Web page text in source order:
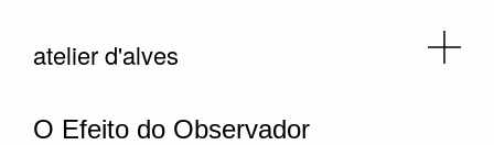
atelier d'alves
O Efeito do Observador